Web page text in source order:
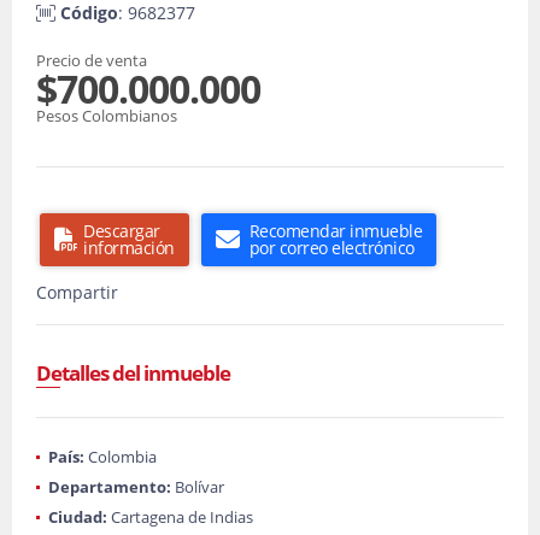
Código: 9682377
Precio de venta
$700.000.000
Pesos Colombianos
Descargar
información
Recomendar inmueble
por correo electrónico
Compartir
Detalles del inmueble
País: Colombia
Departamento: Bolívar
Ciudad: Cartagena de Indias